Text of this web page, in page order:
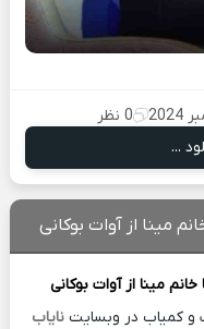
0 نظر
...
مینا از آوات بوکانی
خانم مینا ازآوات بوکانی
و کمیاب در وبسایت نایاب